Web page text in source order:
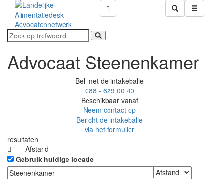
Advocaat Steenenkamer
Bel met de intakebalie
088 - 629 00 40
Beschikbaar vanaf
Neem contact op
Bericht de intakebalie
via het formulier
resultaten
Afstand
Gebruik huidige locatie